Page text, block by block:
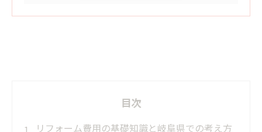
目次
リフォーム費用の基礎知識と岐阜県での考え方